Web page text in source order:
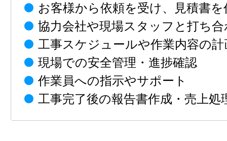
● お客様から依頼を受け、見積書を
● 協力会社や現場スタッフと打ち
● 工事スケジュールや作業内容の計
● 現場での安全管理・進捗確認
● 作業員への指示やサポート
● 工事完了後の報告書作成・売上処